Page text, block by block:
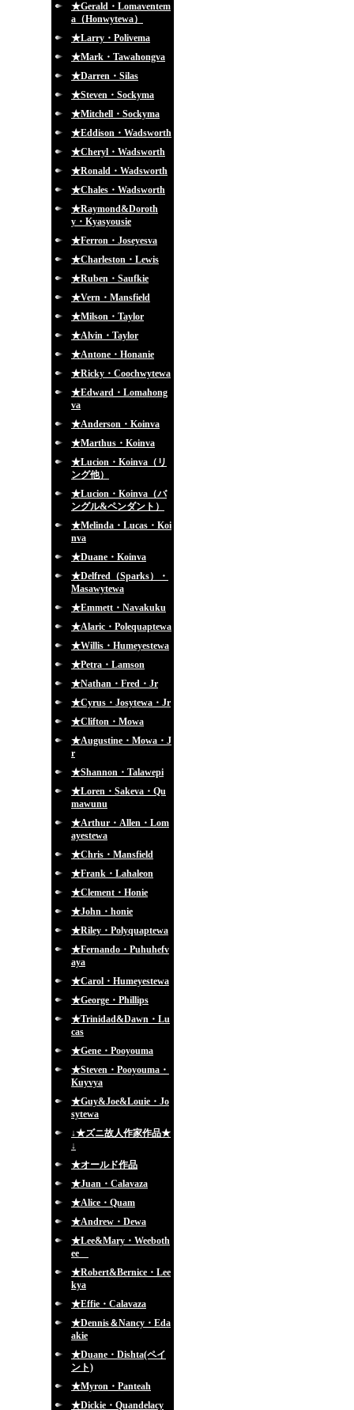
★Gerald・Lomaventem
a（Honwytewa）
★Larry・Polivema
★Mark・Tawahongva
★Darren・Silas
★Steven・Sockyma
★Mitchell・Sockyma
★Eddison・Wadsworth
★Cheryl・Wadsworth
★Ronald・Wadsworth
★Chales・Wadsworth
★Raymond&Doroth
y・Kyasyousie
★Ferron・Joseyesva
★Charleston・Lewis
★Ruben・Saufkie
★Vern・Mansfield
★Milson・Taylor
★Alvin・Taylor
★Antone・Honanie
★Ricky・Coochwytewa
★Edward・Lomahong
va
★Anderson・Koinva
★Marthus・Koinva
★Lucion・Koinva（リ
ング他）
★Lucion・Koinva（バ
ングル&ペンダント）
★Melinda・Lucas・Koi
nva
★Duane・Koinva
★Delfred（Sparks）・
Masawytewa
★Emmett・Navakuku
★Alaric・Polequaptewa
★Willis・Humeyestewa
★Petra・Lamson
★Nathan・Fred・Jr
★Cyrus・Josytewa・Jr
★Clifton・Mowa
★Augustine・Mowa・J
r
★Shannon・Talawepi
★Loren・Sakeva・Qu
mawunu
★Arthur・Allen・Lom
ayestewa
★Chris・Mansfield
★Frank・Lahaleon
★Clement・Honie
★John・honie
★Riley・Polyquaptewa
★Fernando・Puhuhefv
aya
★Carol・Humeyestewa
★George・Phillips
★Trinidad&Dawn・Lu
cas
★Gene・Pooyouma
★Steven・Pooyouma・
Kuyvya
★Guy&Joe&Louie・Jo
sytewa
↓★ズニ故人作家作品★
↓
★オールド作品
★Juan・Calavaza
★Alice・Quam
★Andrew・Dewa
★Lee&Mary・Weeboth
ee
★Robert&Bernice・Lee
kya
★Effie・Calavaza
★Dennis＆Nancy・Eda
akie
★Duane・Dishta(ペイ
ント)
★Myron・Panteah
★Dickie・Quandelacy